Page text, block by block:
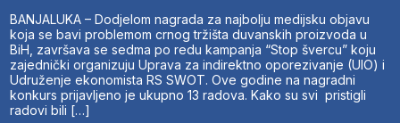
BANJALUKA – Dodjelom nagrada za najbolju medijsku objavu
koja se bavi problemom crnog tržišta duvanskih proizvoda u
BiH, završava se sedma po redu kampanja “Stop švercu” koju
zajednički organizuju Uprava za indirektno oporezivanje (UIO) i
Udruženje ekonomista RS SWOT. Ove godine na nagradni
konkurs prijavljeno je ukupno 13 radova. Kako su svi pristigli
radovi bili […]